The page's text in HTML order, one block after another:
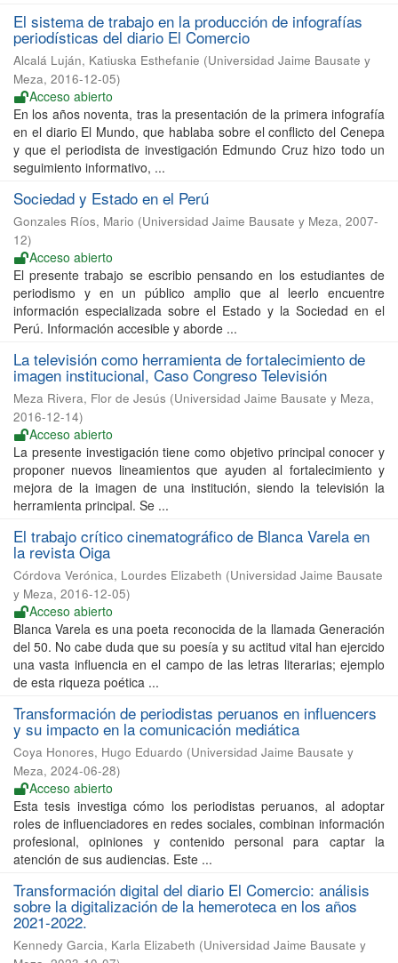
El sistema de trabajo en la producción de infografías
periodísticas del diario El Comercio
Alcalá Luján, Katiuska Esthefanie (Universidad Jaime Bausate y
Meza, 2016-12-05)
Acceso abierto
En los años noventa, tras la presentación de la primera infografía
en el diario El Mundo, que hablaba sobre el conflicto del Cenepa
y que el periodista de investigación Edmundo Cruz hizo todo un
seguimiento informativo, ...
Sociedad y Estado en el Perú
Gonzales Ríos, Mario (Universidad Jaime Bausate y Meza, 2007-
12)
Acceso abierto
El presente trabajo se escribio pensando en los estudiantes de
periodismo y en un público amplio que al leerlo encuentre
información especializada sobre el Estado y la Sociedad en el
Perú. Información accesible y aborde ...
La televisión como herramienta de fortalecimiento de
imagen institucional, Caso Congreso Televisión
Meza Rivera, Flor de Jesús (Universidad Jaime Bausate y Meza,
2016-12-14)
Acceso abierto
La presente investigación tiene como objetivo principal conocer y
proponer nuevos lineamientos que ayuden al fortalecimiento y
mejora de la imagen de una institución, siendo la televisión la
herramienta principal. Se ...
El trabajo crítico cinematográfico de Blanca Varela en
la revista Oiga
Córdova Verónica, Lourdes Elizabeth (Universidad Jaime Bausate
y Meza, 2016-12-05)
Acceso abierto
Blanca Varela es una poeta reconocida de la llamada Generación
del 50. No cabe duda que su poesía y su actitud vital han ejercido
una vasta influencia en el campo de las letras literarias; ejemplo
de esta riqueza poética ...
Transformación de periodistas peruanos en influencers
y su impacto en la comunicación mediática
Coya Honores, Hugo Eduardo (Universidad Jaime Bausate y
Meza, 2024-06-28)
Acceso abierto
Esta tesis investiga cómo los periodistas peruanos, al adoptar
roles de influenciadores en redes sociales, combinan información
profesional, opiniones y contenido personal para captar la
atención de sus audiencias. Este ...
Transformación digital del diario El Comercio: análisis
sobre la digitalización de la hemeroteca en los años
2021-2022.
Kennedy Garcia, Karla Elizabeth (Universidad Jaime Bausate y